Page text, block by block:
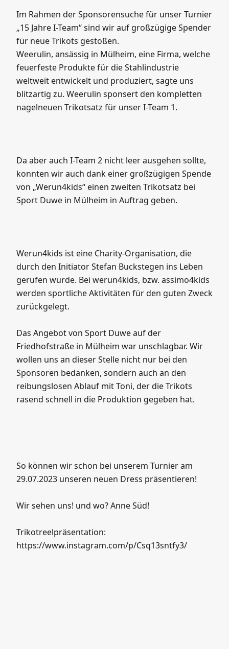
Turnier „15 Jahre I-Team“ sind wir auf
großzügige Spender für neue Trikots gestoßen.
Weerulin, ansässig in Mülheim, eine Firma,
welche feuerfeste Produkte für …
Im Rahmen der Sponsorensuche für unser Turnier
„15 Jahre I-Team“ sind wir auf großzügige Spender
für neue Trikots gestoßen.
blitzartig zu. Weerulin sponsert den kompletten
nagelneuen Trikotsatz für unser I-Team 1.
von „Werun4kids“ einen zweiten Trikotsatz bei
Sport Duwe in Mülheim in Auftrag geben.
durch den Initiator Stefan Buckstegen ins Leben
gerufen wurde. Bei werun4kids, bzw. assimo4kids
werden sportliche Aktivitäten für den guten Zweck
zurückgelegt.
Das Angebot von Sport Duwe auf der
rasend schnell in die Produktion gegeben hat.
So können wir schon bei unserem Turnier am
29.07.2023 unseren neuen Dress präsentieren!